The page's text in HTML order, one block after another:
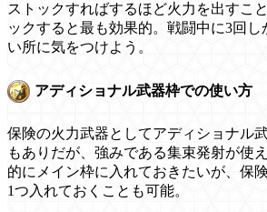
ストックすればするほど火力を出すこ
ックすると最も効果的。戦闘中に3回
い所に気をつけよう。
アディショナル武器枠での使い方
保険の火力武器としてアディショナル
もありだが、強みである集束発射が使
的にメイン枠に入れておきたいが、保
1つ入れておくことも可能。